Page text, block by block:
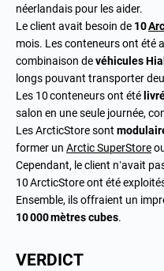
néerlandais pour les aider.
Le client avait besoin de 10
mois. Les conteneurs ont été
combinaison devéhicules
longs pouvant transporter
Les 10 conteneurs ont été
salon en une seule journée,
Les ArcticStore sont
former un Arctic SuperStore
Cependant, le client n’avait
10 ArcticStore ont été
Ensemble, ils offraient un
10 000 mètres cubes.
VERDICT